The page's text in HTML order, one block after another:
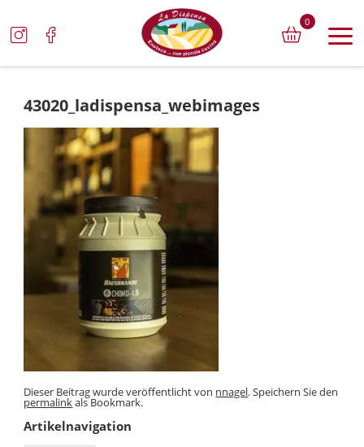
0
43020_ladispensa_webimages
Dieser Beitrag wurde veröffentlicht von nnagel. Speichern Sie den
permalinkals Bookmark.
Artikelnavigation